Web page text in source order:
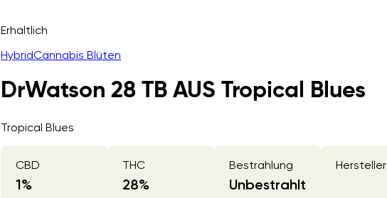
Erhältlich
HybridCannabis Blüten
DrWatson 28 TB AUS Tropical Blues
Tropical Blues
CBD
1%
THC
28%
Bestrahlung
Unbestrahlt
Hersteller